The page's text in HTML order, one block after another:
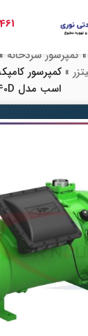
» کمپرسور سردخانه »
»
اسب مدل CSH9583-210y-40D